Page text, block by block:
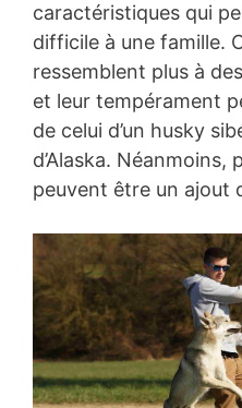
caractéristiques qui
difficile à une famille.
ressemblent plus à
et leur tempérament
de celui d’un husky
d’Alaska.
peuvent être un ajout